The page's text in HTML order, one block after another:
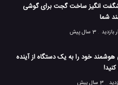
انگیز ساخت گجت برای گوشی
شما
3 سال پیش
خود را به یک دستگاه از آینده
3 سال پیش